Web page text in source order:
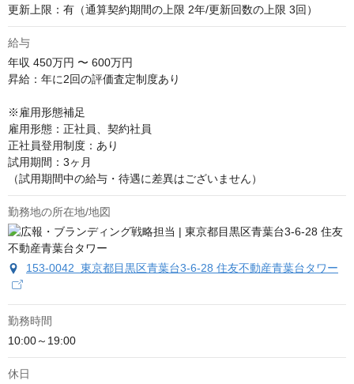
更新上限：有（通算契約期間の上限 2年/更新回数の上限 3回）
給与
年収 450万円 〜 600万円
昇給：年に2回の評価査定制度あり
※雇用形態補足
雇用形態：正社員、契約社員
正社員登用制度：あり
試用期間：3ヶ月
（試用期間中の給与・待遇に差異はございません）
勤務地の所在地/地図
153-0042 東京都目黒区青葉台3-6-28 住友不動産青葉台タワー
勤務時間
10:00～19:00
休日